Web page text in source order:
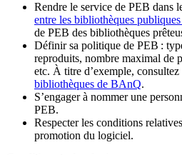
Rendre le service de PEB dans
entre les bibliothèques
de PEB des bibliothèques
Définir sa politique de PEB :
reproduits, nombre maximal de
etc. À titre d’exemple, consultez
bibliothèques de BAnQ.
S’engager à nommer une
PEB.
Respecter les conditions
promotion du logiciel.